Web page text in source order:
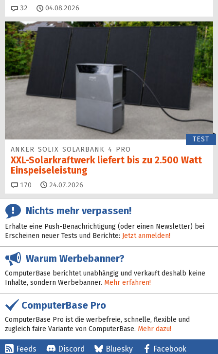
32 Kommentare
04.08.2026
TEST
ANKER SOLIX SOLARBANK 4 PRO
XXL-Solarkraftwerk liefert bis zu 2.500 Watt
Einspeise­leistung
170 Kommentare
24.07.2026
Nichts mehr verpassen!
Erhalte eine Push-Benachrichtigung (oder einen Newsletter) bei
Erscheinen neuer Tests und Berichte: Jetzt anmelden!
Warum Werbebanner?
ComputerBase berichtet unabhängig und verkauft deshalb keine
Inhalte, sondern Werbebanner. Mehr erfahren!
ComputerBase Pro
ComputerBase Pro ist die werbefreie, schnelle, flexible und
zugleich faire Variante von ComputerBase. Mehr dazu!
Feeds Discord Bluesky Facebook